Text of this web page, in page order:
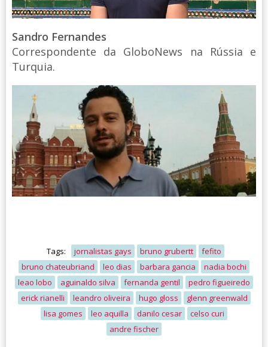
Sandro Fernandes
Correspondente da GloboNews na Rússia e
Turquia.
Tags: jornalistas gays bruno grubertt
fefito
bruno chateubriand
leo dias barbara gancia
nadia bochi
leao lobo
aguinaldo silva fernanda gentil
pedro figueiredo
erick rianelli
leandro oliveira hugo gloss
glenn greenwald
lisa gomes
leo aquilla danilo cesar
celso curi
andre fischer